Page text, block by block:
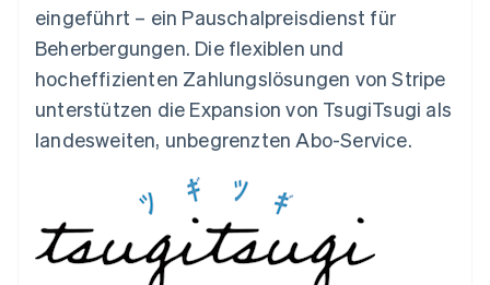
Radar
Betrugsprävention
Atlas
Start-up-Gründung
CO₂-Entnahme
Online-Identitätsprüfung
Ecosystem
Partner
Stripe App-Marktplatz
eingeführt – ein Pauschalpreisdienst für
Beherbergungen. Die flexiblen und
hocheffizienten Zahlungslösungen von Stripe
unterstützen die Expansion von TsugiTsugi als
landesweiten, unbegrenzten Abo-Service.